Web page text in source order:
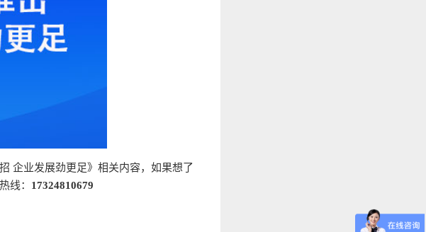
企业发展劲更足》相关内容，如果想了
线： 17324810679